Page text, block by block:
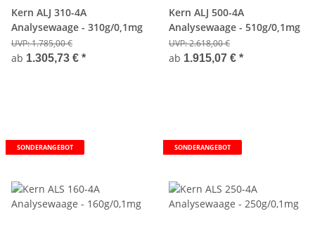
Kern ALJ 310-4A
Analysewaage - 310g/0,1mg
UVP:1.785,00 €
ab 1.305,73 € *
Kern ALJ 500-4A
Analysewaage - 510g/0,1mg
UVP:2.618,00 €
ab 1.915,07 € *
SONDERANGEBOT SONDERANGEBOT